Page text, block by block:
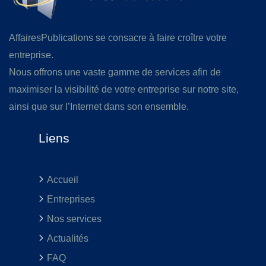
AffairesPublications se consacre à faire croître votre
entreprise.
Nous offrons une vaste gamme de services afin de
maximiser la visibilité de votre entreprise sur notre site,
ainsi que sur l’Internet dans son ensemble.
Liens
Accueil
Entreprises
Nos services
Actualités
FAQ